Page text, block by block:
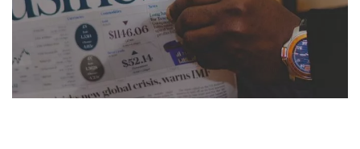
professional experts, and senior executives.
לחץ לפרטים